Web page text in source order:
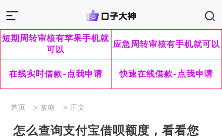
短期周转审核有苹果手机就
可以
应急周转审核有手机就可以
在线实时借款-点我申请 快速在线借款-点我申请
首页 > 攻略 > 正文
怎么查询支付宝借呗额度，看看您